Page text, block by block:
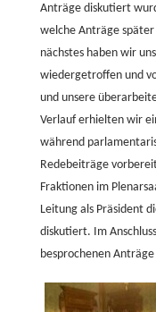
Anträge diskutiert
welche Anträge
nächstes haben wir
wiedergetroffen und
und unsere
Verlauf erhielten wir
während
Redebeiträge
Fraktionen im
Leitung als Präsident
diskutiert. Im
besprochenen